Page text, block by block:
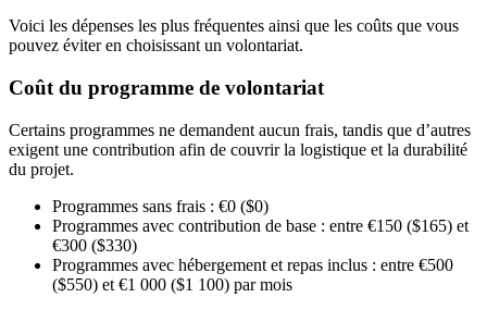
Voici les dépenses les plus fréquentes ainsi que les coûts que vous
pouvez éviter en choisissant un volontariat.
Coût du programme de volontariat
Certains programmes ne demandent aucun frais, tandis que d’autres
exigent une contribution afin de couvrir la logistique et la durabilité
du projet.
Programmes sans frais : €0 ($0)
Programmes avec contribution de base : entre €150 ($165) et
€300 ($330)
Programmes avec hébergement et repas inclus : entre €500
($550) et €1 000 ($1 100) par mois